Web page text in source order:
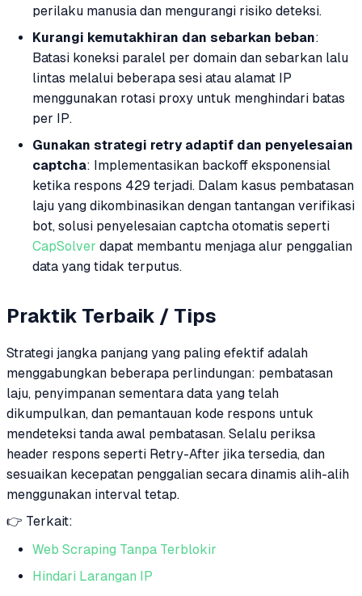
perilaku manusia dan mengurangi risiko deteksi.
Kurangi kemutakhiran dan sebarkan beban:
Batasi koneksi paralel per domain dan sebarkan lalu
lintas melalui beberapa sesi atau alamat IP
menggunakan rotasi proxy untuk menghindari batas
per IP.
Gunakan strategi retry adaptif dan penyelesaian
captcha: Implementasikan backoff eksponensial
ketika respons 429 terjadi. Dalam kasus pembatasan
laju yang dikombinasikan dengan tantangan verifikasi
bot, solusi penyelesaian captcha otomatis seperti
CapSolver dapat membantu menjaga alur penggalian
data yang tidak terputus.
Praktik Terbaik / Tips
Strategi jangka panjang yang paling efektif adalah
menggabungkan beberapa perlindungan: pembatasan
laju, penyimpanan sementara data yang telah
dikumpulkan, dan pemantauan kode respons untuk
mendeteksi tanda awal pembatasan. Selalu periksa
header respons seperti Retry-After jika tersedia, dan
sesuaikan kecepatan penggalian secara dinamis alih-alih
menggunakan interval tetap.
👉 Terkait:
Web Scraping Tanpa Terblokir
Hindari Larangan IP